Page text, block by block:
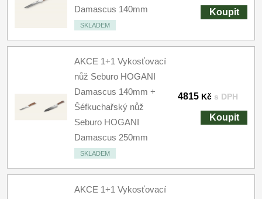
Damascus 140mm
SKLADEM
Koupit
AKCE 1+1 Vykosťovací
nůž Seburo HOGANI
Damascus 140mm +
Šéfkuchařský nůž
Seburo HOGANI
Damascus 250mm
SKLADEM
4815 Kč s DPH
Koupit
AKCE 1+1 Vykosťovací